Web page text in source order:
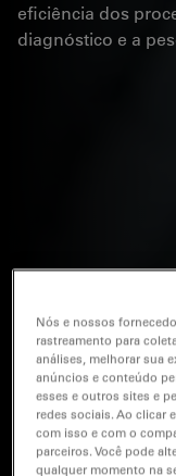
eficiência dos
diagnóstico e a
Nós e nossos
rastreamento para
análises, melhorar sua
anúncios e conteúdo
esses e outros sites e
redes sociais. Ao clicar
com isso e com o
parceiros. Você pode
qualquer momento na